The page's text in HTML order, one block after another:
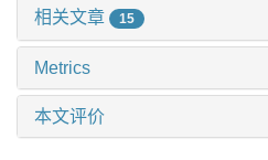
相关文章 15
Metrics
本文评价